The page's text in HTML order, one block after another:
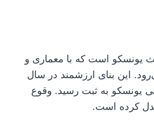
یونسکو است که با معماری و
این بنای ارزشمند در سال
در فهرست میراث جهانی یونسکو به ثبت رسید. وقوع
بدل کرده است.